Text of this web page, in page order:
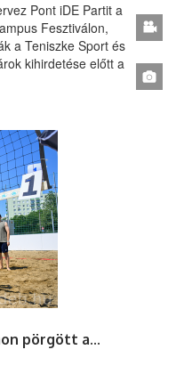
Pont iDE Partit a
Fesztiválon,
a Teniszke Sport és
kihirdetése előtt a
A hőségben is maximumon pörgött a Campus Sportfesztivál